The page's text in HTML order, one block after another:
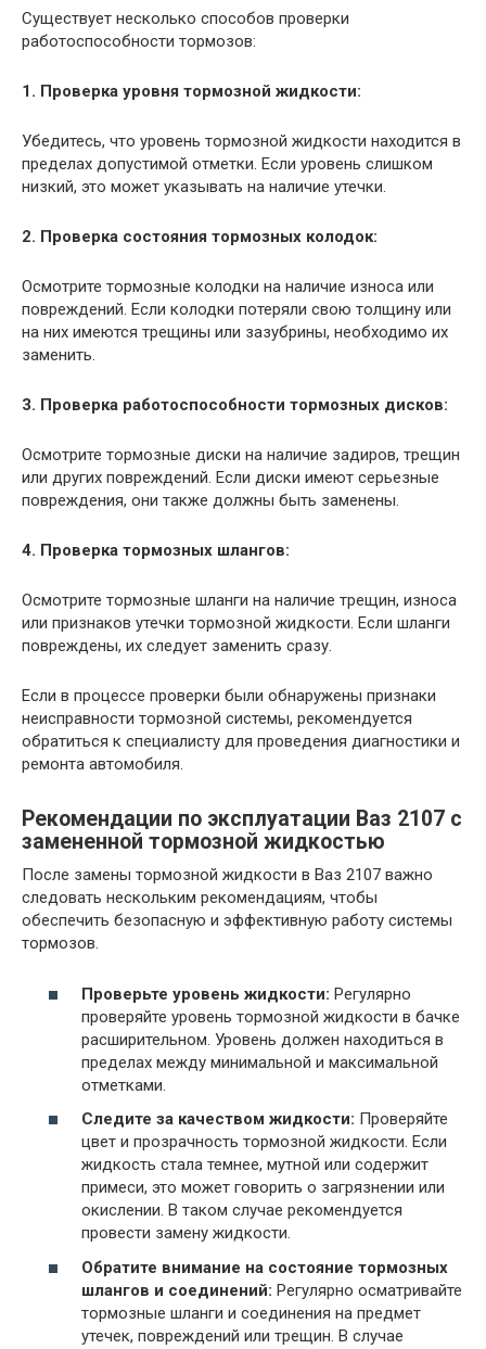
Существует несколько способов проверки
работоспособности тормозов:
1. Проверка уровня тормозной жидкости:
Убедитесь, что уровень тормозной жидкости находится в
пределах допустимой отметки. Если уровень слишком
низкий, это может указывать на наличие утечки.
2. Проверка состояния тормозных колодок:
Осмотрите тормозные колодки на наличие износа или
повреждений. Если колодки потеряли свою толщину или
на них имеются трещины или зазубрины, необходимо их
заменить.
3. Проверка работоспособности тормозных дисков:
Осмотрите тормозные диски на наличие задиров, трещин
или других повреждений. Если диски имеют серьезные
повреждения, они также должны быть заменены.
4. Проверка тормозных шлангов:
Осмотрите тормозные шланги на наличие трещин, износа
или признаков утечки тормозной жидкости. Если шланги
повреждены, их следует заменить сразу.
Если в процессе проверки были обнаружены признаки
неисправности тормозной системы, рекомендуется
обратиться к специалисту для проведения диагностики и
ремонта автомобиля.
Рекомендации по эксплуатации Ваз 2107 с
замененной тормозной жидкостью
После замены тормозной жидкости в Ваз 2107 важно
следовать нескольким рекомендациям, чтобы
обеспечить безопасную и эффективную работу системы
тормозов.
Проверьте уровень жидкости: Регулярно
проверяйте уровень тормозной жидкости в бачке
расширительном. Уровень должен находиться в
пределах между минимальной и максимальной
отметками.
Следите за качеством жидкости: Проверяйте
цвет и прозрачность тормозной жидкости. Если
жидкость стала темнее, мутной или содержит
примеси, это может говорить о загрязнении или
окислении. В таком случае рекомендуется
провести замену жидкости.
Обратите внимание на состояние тормозных
шлангов и соединений: Регулярно осматривайте
тормозные шланги и соединения на предмет
утечек, повреждений или трещин. В случае